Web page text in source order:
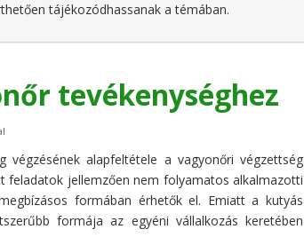
tájékozódhassanak a témában.
tevékenységhez
végzésének alapfeltétele a vagyonőri végzettség
feladatok jellemzően nem folyamatos alkalmazotti
formában érhetők el. Emiatt a kutyás
formája az egyéni vállalkozás keretében